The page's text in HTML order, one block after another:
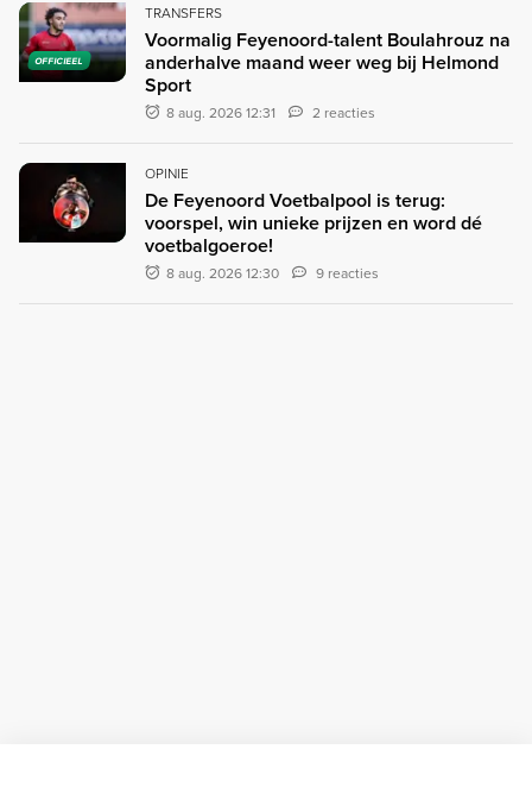
OFFICIEEL
TRANSFERS
Voormalig Feyenoord-talent Boulahrouz na
anderhalve maand weer weg bij Helmond
Sport
8 aug. 2026 12:31 2 reacties
OPINIE
De Feyenoord Voetbalpool is terug:
voorspel, win unieke prijzen en word dé
voetbalgoeroe!
8 aug. 2026 12:30 9 reacties